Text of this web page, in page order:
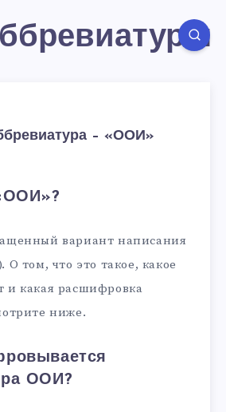
Аббревиатуры
– «ООИ»
вариант написания
О том, что это такое, какое
и какая расшифровка
ниже.
ООИ?